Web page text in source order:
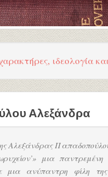
ιδεολογία
Αλεξάνδρα
Αλεξάνδρας
μια παντρεμένη
μια ανύπαντρη φίλη